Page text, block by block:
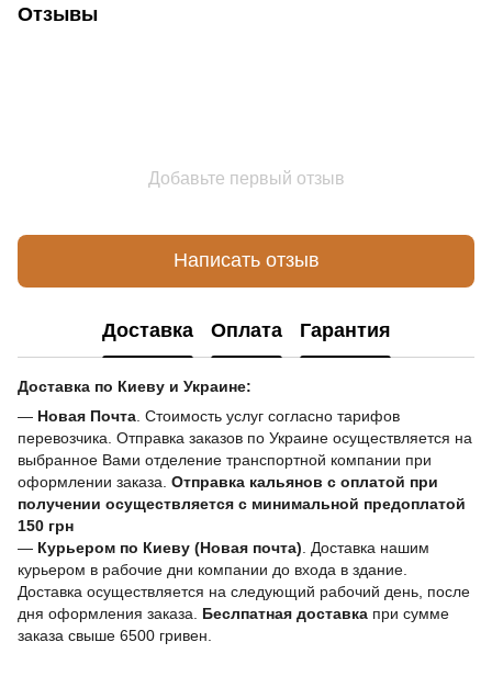
Отзывы
Добавьте первый отзыв
Написать отзыв
Доставка Оплата Гарантия
Доставка по Киеву и Украине:
— Новая Почта . Стоимость услуг согласно тарифов
перевозчика. Отправка заказов по Украине осуществляется на
выбранное Вами отделение транспортной компании при
оформлении заказа. Отправка кальянов с оплатой при
получении осуществляется с минимальной предоплатой
150 грн
— Курьером по Киеву (Новая почта) . Доставка нашим
курьером в рабочие дни компании до входа в здание.
Доставка осуществляется на следующий рабочий день, после
дня оформления заказа. Беслпатная доставка при сумме
заказа свыше 6500 гривен.